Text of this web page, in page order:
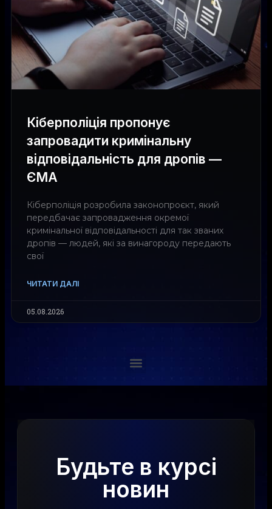
Кіберполіція пропонує
запровадити кримінальну
відповідальність для дропів —
ЄМА
Кіберполіція розробила законопроєкт, який
передбачає запровадження окремої
кримінальної відповідальності для так званих
дропів — людей, які за винагороду передають
свої
ЧИТАТИ ДАЛІ
05.08.2026
Будьте в курсі
новин